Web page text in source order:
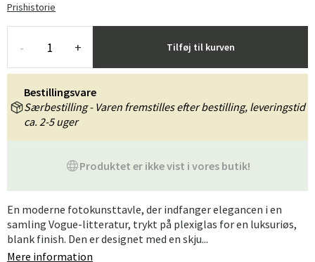
Prishistorie
- + Tilføj til kurven
Produktet er ikke vist i vores butik!
Bestillingsvare
Særbestilling - Varen fremstilles efter bestilling, leveringstid
ca. 2-5 uger
En moderne fotokunsttavle, der indfanger elegancen i en
samling Vogue-litteratur, trykt på plexiglas for en luksuriøs,
blank finish. Den er designet med en skju...
Mere information